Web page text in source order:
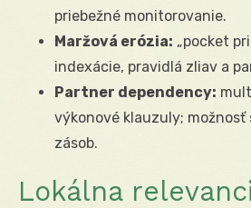
priebežné monitorovanie.
Maržová erózia: „pocket
indexácie, pravidlá zliav a
Partner dependency:
výkonové klauzuly; možnosť
zásob.
Lokálna